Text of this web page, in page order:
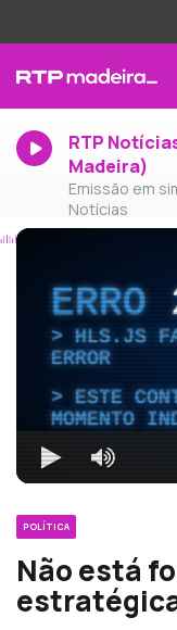
RTP
Madeira)
Emissão em
Notícias
ERRO
HLS.JS
ERROR
ESTE
MOMENTO
POLÍTICA
Não está